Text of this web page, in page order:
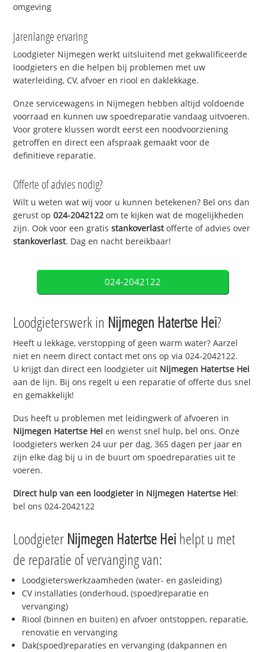
omgeving
Jarenlange ervaring
Loodgieter Nijmegen werkt uitsluitend met gekwalificeerde
loodgieters en die helpen bij problemen met uw
waterleiding, CV, afvoer en riool en daklekkage.
Onze servicewagens in Nijmegen hebben altijd voldoende
voorraad en kunnen uw spoedreparatie vandaag uitvoeren.
Voor grotere klussen wordt eerst een noodvoorziening
getroffen en direct een afspraak gemaakt voor de
definitieve reparatie.
Offerte of advies nodig?
Wilt u weten wat wij voor u kunnen betekenen? Bel ons dan
gerust op024-2042122 om te kijken wat de mogelijkheden
zijn. Ook voor een gratisstankoverlastofferte of advies over
stankoverlast. Dag en nacht bereikbaar!
024-2042122
Loodgieterswerk in Nijmegen Hatertse Hei?
Heeft u lekkage, verstopping of geen warm water? Aarzel
niet en neem direct contact met ons op via 024-2042122.
U krijgt dan direct een loodgieter uit Nijmegen Hatertse Hei
aan de lijn. Bij ons regelt u een reparatie of offerte dus snel
en gemakkelijk!
Dus heeft u problemen met leidingwerk of afvoeren in
Nijmegen Hatertse Hei en wenst snel hulp, bel ons. Onze
loodgieters werken 24 uur per dag, 365 dagen per jaar en
zijn elke dag bij u in de buurt om spoedreparaties uit te
voeren.
Direct hulp van een loodgieter in Nijmegen Hatertse Hei:
bel ons 024-2042122
Loodgieter Nijmegen Hatertse Heihelpt u met
de reparatie of vervanging van:
Loodgieterswerkzaamheden (water- en gasleiding)
CV installaties (onderhoud, (spoed)reparatie en
vervanging)
Riool (binnen en buiten) en afvoer ontstoppen, reparatie,
renovatie en vervanging
Dak(spoed)reparaties en vervanging (dakpannen en